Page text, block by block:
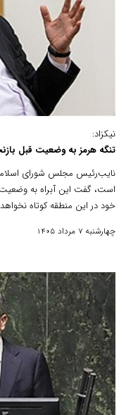
نیکزاد:
تنگه هرمز به وضعیت قبل
نایب‌رئیس مجلس شورای اسلامی
است، گفت این آبراه به
خود در این منطقه کوتاه
چهارشنبه 7 مرداد 1405